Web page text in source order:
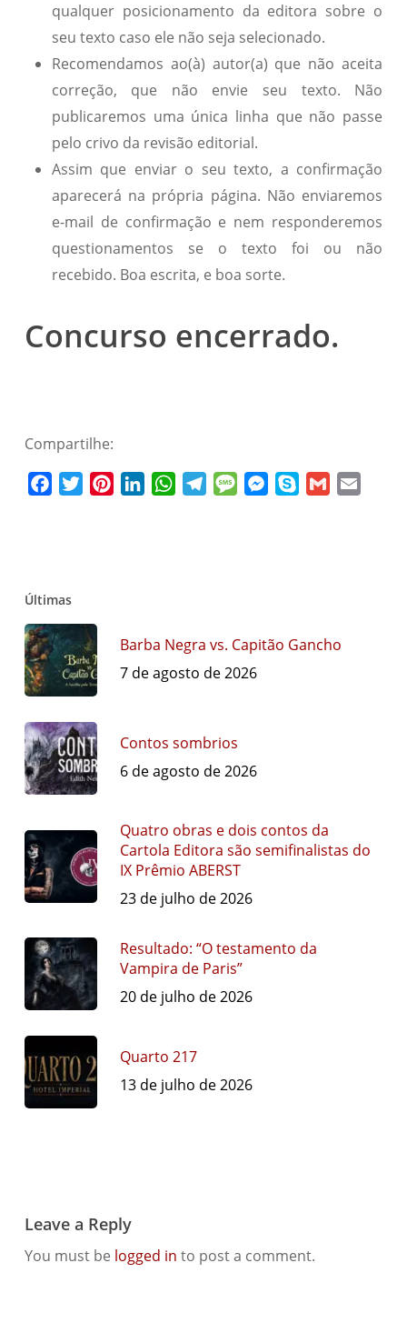
qualquer posicionamento da editora sobre o
seu texto caso ele não seja selecionado.
Recomendamos ao(à) autor(a) que não aceita
correção, que não envie seu texto. Não
publicaremos uma única linha que não passe
pelo crivo da revisão editorial.
Assim que enviar o seu texto, a confirmação
aparecerá na própria página. Não enviaremos
e-mail de confirmação e nem responderemos
questionamentos se o texto foi ou não
recebido. Boa escrita, e boa sorte.
Concurso encerrado.
Compartilhe:
FacebookTwitterPinterestLinkedInWhatsAppTelegramMessageMessenger
Skype Gmail
Últimas
Barba Negra vs. Capitão Gancho
7 de agosto de 2026
Contos sombrios
6 de agosto de 2026
Quatro obras e dois contos da
Cartola Editora são semifinalistas do
IX Prêmio ABERST
23 de julho de 2026
Resultado: “O testamento da
Vampira de Paris”
20 de julho de 2026
Quarto 217
13 de julho de 2026
Leave a Reply
You must be logged in to post a comment.